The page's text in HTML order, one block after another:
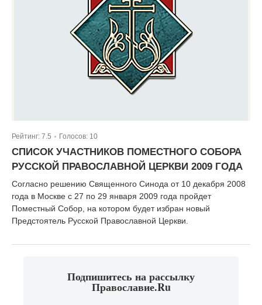
Рейтинг: 7.5 Голосов: 10
СПИСОК УЧАСТНИКОВ ПОМЕСТНОГО СОБОРА
РУССКОЙ ПРАВОСЛАВНОЙ ЦЕРКВИ 2009 ГОДА
Согласно решению Священного Синода от 10 декабря 2008
года в Москве с 27 по 29 января 2009 года пройдет
Поместный Собор, на котором будет избран новый
Предстоятель Русской Православной Церкви.
Подпишитесь на рассылку
Православие.Ru